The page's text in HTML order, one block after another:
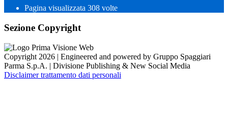
Pagina visualizzata 308 volte
Sezione Copyright
Copyright 2026 | Engineered and powered by Gruppo Spaggiari
Parma S.p.A. | Divisione Publishing & New Social Media
Disclaimer trattamento dati personali